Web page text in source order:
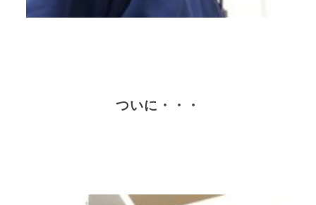
ついに・・・